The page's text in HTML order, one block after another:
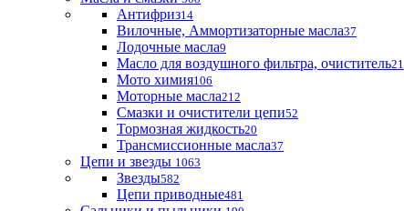
Антифриз14
Вилочные, Аммортизаторные масла37
Лодочные масла9
Масло для воздушного фильтра, очиститель21
Мото химия106
Моторные масла212
Смазки и очистители цепи52
Тормозная жидкость20
Трансмиссионные масла37
Цепи и звезды 1063
Звезды582
Цепи приводные481